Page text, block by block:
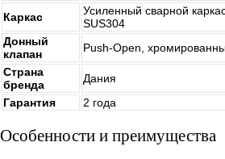
Каркас
Усиленный сварной
SUS304
Донный
клапан
Push-Open,
Страна
бренда
Дания
Гарантия
2 года
Особенности и преимущества